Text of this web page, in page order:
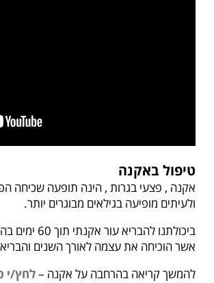
טיפול באקנה
אקנה , פצעי בגרות , הינה תופעה שכיחה
ולעיתים מופיעה בגילאים מבוגרים יותר.
ביכולתנו
אשר הוכיחה את עצמה לאורך השנים
להמשך קריאה בהרחבה על אקנה –לחץ/י